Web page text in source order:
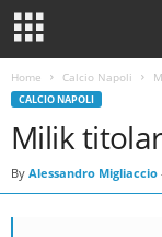
Home Calcio Napoli
CALCIO NAPOLI
Milik
By Alessandro Migliaccio